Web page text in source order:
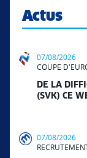
Actus
07/08/2026
COUPE
DE LA
(SVK) CE
07/08/2026